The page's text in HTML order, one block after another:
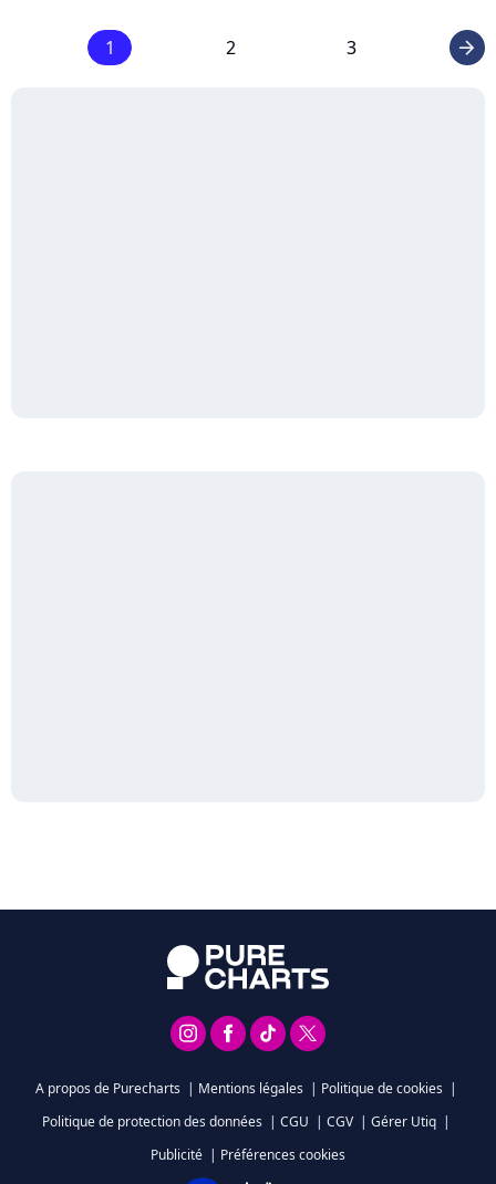
1 2 3 arrow_right
A propos de Purecharts | Mentions légales | Politique de cookies |
Politique de protection des données | CGU | CGV | Gérer Utiq |
Publicité | Préférences cookies